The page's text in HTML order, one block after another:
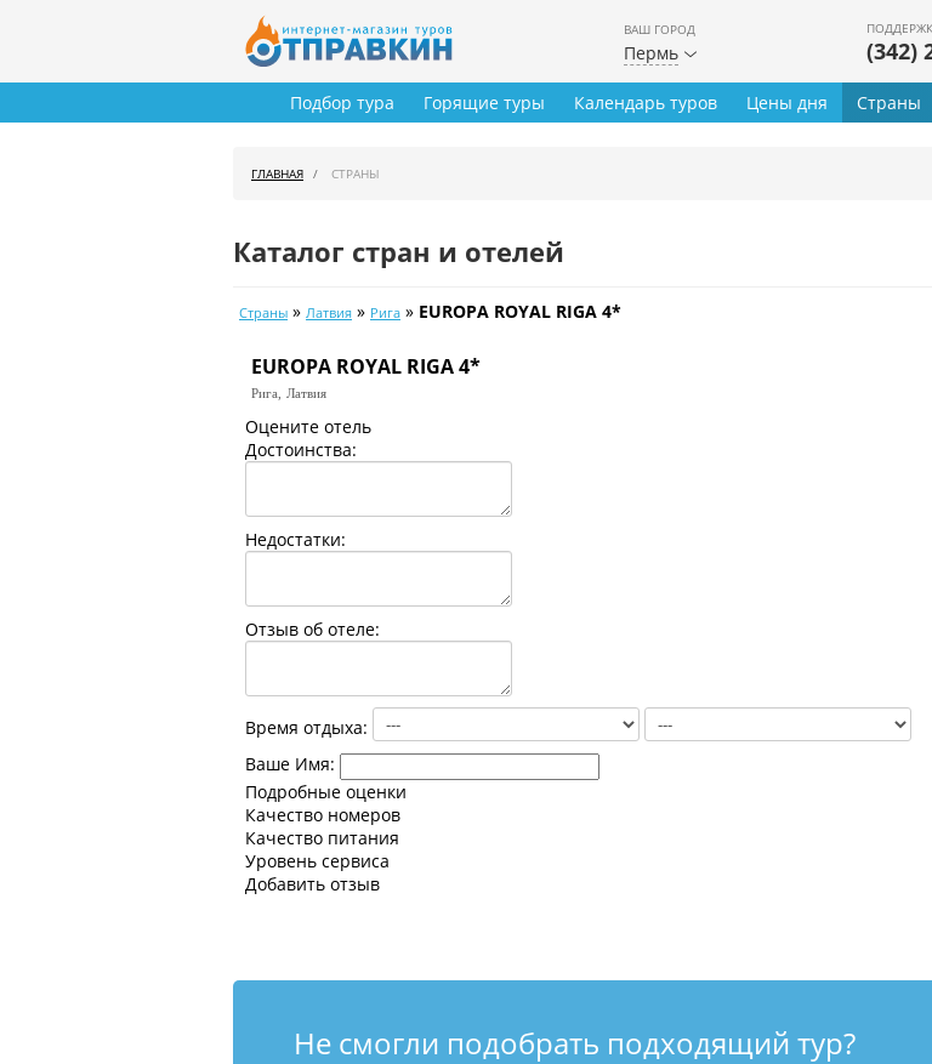
ВАШ ГОРОД
Пермь (342)
Подбор тура Горящие туры Календарь туров Цены дня Страны
ГЛАВНАЯ СТРАНЫ
Каталог стран и отелей
Страны » Латвия » Рига » EUROPA ROYAL RIGA 4*
EUROPA ROYAL RIGA 4*
Рига, Латвия
Оцените отель
Достоинства:
Недостатки:
Отзыв об отеле:
Время отдыха:
Ваше Имя:
Подробные оценки
Качество номеров
Качество питания
Уровень сервиса
Добавить отзыв
Не смогли подобрать подходящий тур?